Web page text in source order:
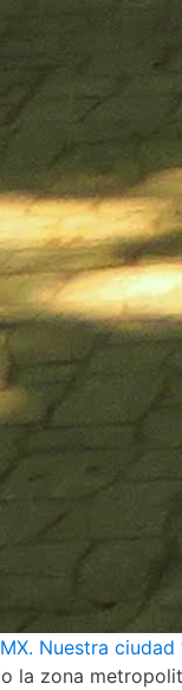
Nuestra ciudad
la zona